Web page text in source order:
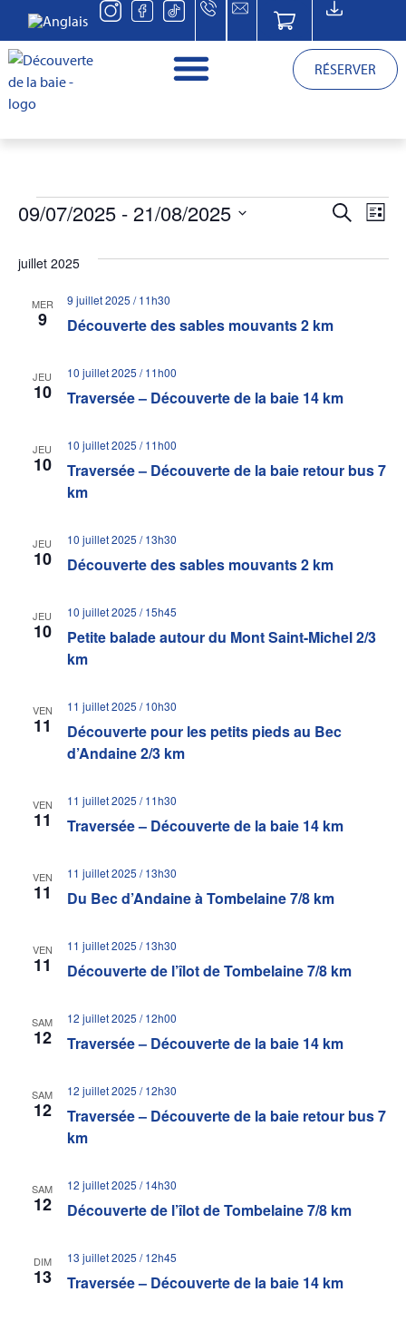
RÉSERVER
et
de
RECHERCHE
LISTE
09/07/2025 - 21/08/2025
date.
juillet 2025
MER
9 Découverte des sables mouvants 2 km
9 juillet 2025 / 11h30
JEU
10 Traversée – Découverte de la baie 14 km
10 juillet 2025 / 11h00
JEU
10
Traversée – Découverte de la baie retour bus 7
km
10 juillet 2025 / 11h00
JEU
10 Découverte des sables mouvants 2 km
10 juillet 2025 / 13h30
JEU
10
Petite balade autour du Mont Saint-Michel 2/3
km
10 juillet 2025 / 15h45
VEN
11
Découverte pour les petits pieds au Bec
d’Andaine 2/3 km
11 juillet 2025 / 10h30
VEN
11 Traversée – Découverte de la baie 14 km
11 juillet 2025 / 11h30
VEN
11 Du Bec d’Andaine à Tombelaine 7/8 km
11 juillet 2025 / 13h30
VEN
11 Découverte de l’îlot de Tombelaine 7/8 km
11 juillet 2025 / 13h30
SAM
12 Traversée – Découverte de la baie 14 km
12 juillet 2025 / 12h00
SAM
12
Traversée – Découverte de la baie retour bus 7
km
12 juillet 2025 / 12h30
SAM
12 Découverte de l’îlot de Tombelaine 7/8 km
12 juillet 2025 / 14h30
DIM
13 Traversée – Découverte de la baie 14 km
13 juillet 2025 / 12h45